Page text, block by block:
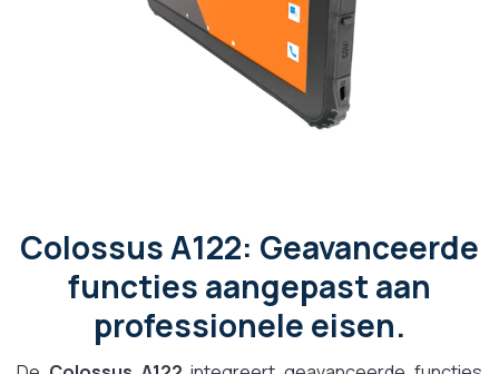
Colossus A122: Geavanceerde
functies aangepast aan
professionele eisen.